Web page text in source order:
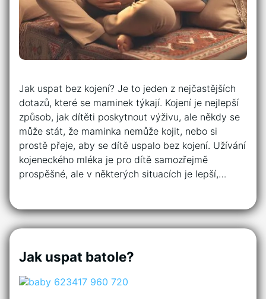
Jak uspat bez kojení? Je to jeden z nejčastějších
dotazů, které se maminek týkají. Kojení je nejlepší
způsob, jak dítěti poskytnout výživu, ale někdy se
může stát, že maminka nemůže kojit, nebo si
prostě přeje, aby se dítě uspalo bez kojení. Užívání
kojeneckého mléka je pro dítě samozřejmě
prospěšné, ale v některých situacích je lepší,…
Jak uspat batole?